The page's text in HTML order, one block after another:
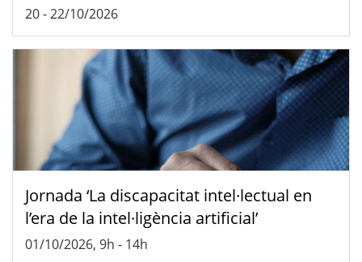
20-22/10/2026
Jornada ‘La discapacitat intel·lectual en
l’era de la intel·ligència artificial’
01/10/2026, 9h - 14h